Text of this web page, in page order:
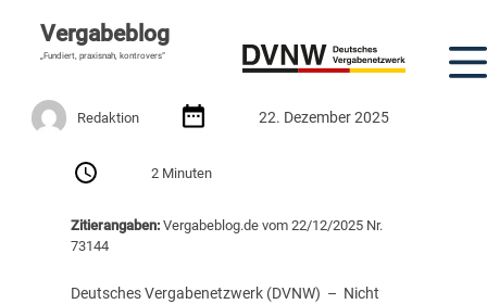
Vergabeblog
„Fundiert, praxisnah, kontrovers“
Redaktion 22. Dezember 2025
2 Minuten
Zitierangaben:Vergabeblog.de vom 22/12/2025 Nr.
73144
Deutsches Vergabenetzwerk (DVNW)
  –
Nicht